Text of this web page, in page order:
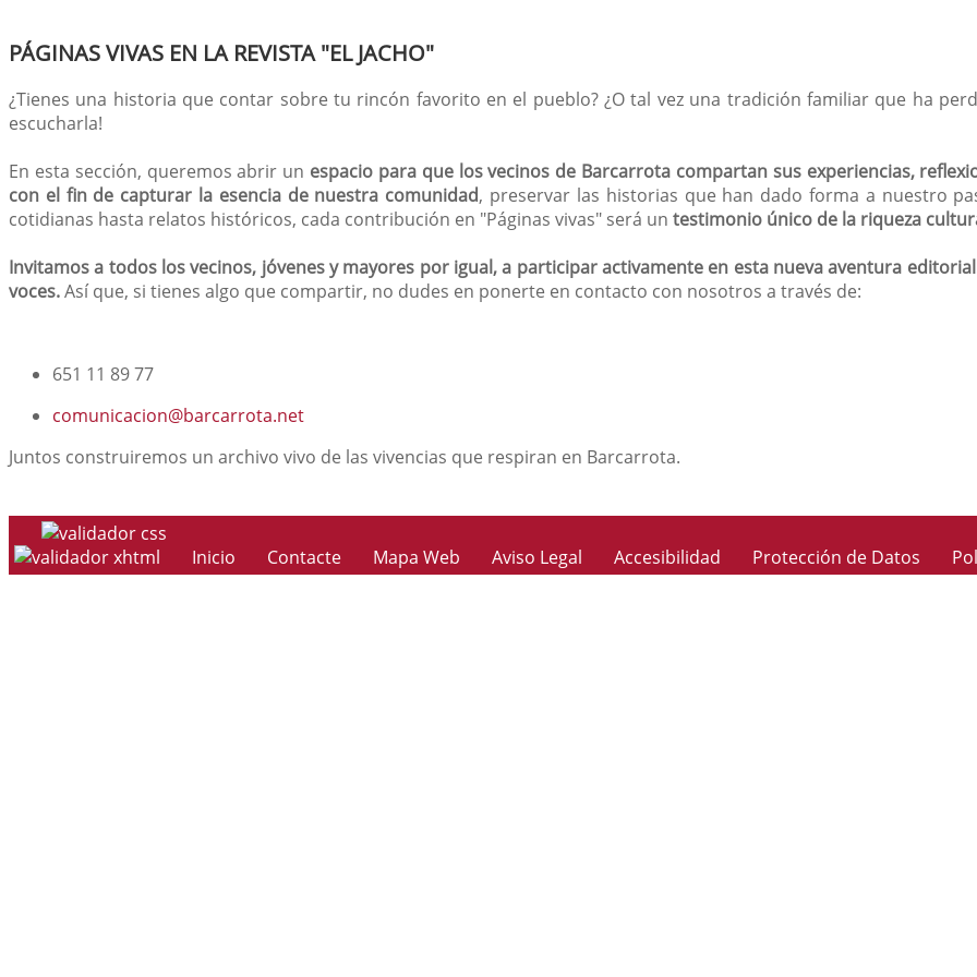
PÁGINAS VIVAS EN LA REVISTA "EL JACHO"
¿Tienes una historia que contar sobre tu rincón favorito en el pueblo? ¿O tal vez una tradición familiar que ha
escucharla!
En esta sección, queremos abrir un espacio para que los vecinos de Barcarrota compartan sus experiencias,
con el fin de capturar la esencia de nuestra comunidad, preservar las historias que han dado forma a nuestro
cotidianas hasta relatos históricos, cada contribución en "Páginas vivas" será un testimonio único de la riqueza
Invitamos a todos los vecinos, jóvenes y mayores por igual, a participar activamente en esta nueva aventura
voces.Así que, si tienes algo que compartir, no dudes en ponerte en contacto con nosotros a través de:
651 11 89 77
comunicacion@barcarrota.net
Juntos construiremos un archivo vivo de las vivencias que respiran en Barcarrota.
Inicio Contacte Mapa Web Aviso Legal Accesibilidad Protección de Datos